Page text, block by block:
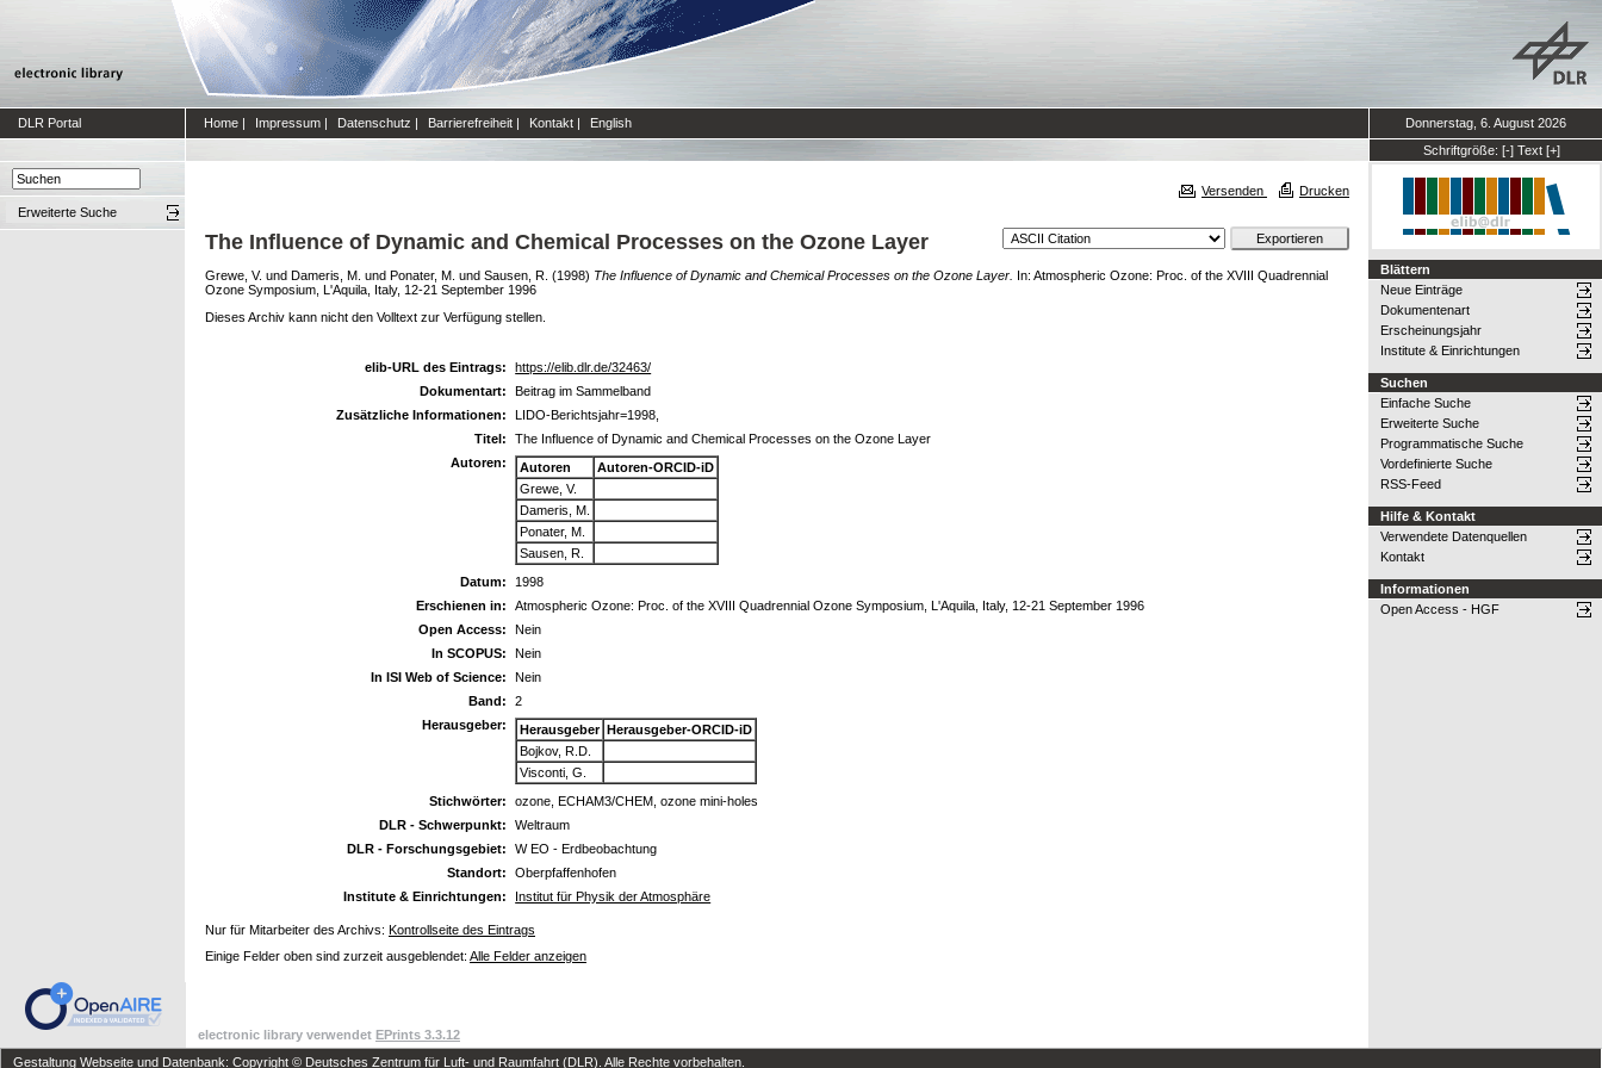
DLR Portal Home | Impressum | Datenschutz | Barrierefreiheit | Kontakt | English
Donnerstag, 6. August 2026
Schriftgröße: [-] Text [+]
Erweiterte Suche
Versenden Drucken
The Influence of Dynamic and Chemical Processes on the Ozone Layer
Grewe, V. und Dameris, M. und Ponater, M. und Sausen, R. (1998) The Influence of Dynamic and Chemical Processes on the Ozone Layer. In: Atmospheric Ozone: Proc. of the XVIII Quadrennial
Ozone Symposium, L'Aquila, Italy, 12-21 September 1996
Dieses Archiv kann nicht den Volltext zur Verfügung stellen.
elib-URL des Eintrags:
https://elib.dlr.de/32463/
Dokumentart:
Beitrag im Sammelband
Zusätzliche Informationen:
LIDO-Berichtsjahr=1998,
Titel:
The Influence of Dynamic and Chemical Processes on the Ozone Layer
Autoren:
Autoren
Autoren-ORCID-iD
Grewe, V.
Dameris, M.
Ponater, M.
Sausen, R.
Datum:
1998
Erschienen in:
Atmospheric Ozone: Proc. of the XVIII Quadrennial Ozone Symposium, L'Aquila, Italy, 12-21 September 1996
Open Access:
Nein
In SCOPUS:
Nein
In ISI Web of Science:
Nein
Band:
2
Herausgeber:
Herausgeber Herausgeber-ORCID-iD
Bojkov, R.D.
Visconti, G.
Stichwörter:
ozone, ECHAM3/CHEM, ozone mini-holes
DLR - Schwerpunkt:
Weltraum
DLR - Forschungsgebiet:
W EO - Erdbeobachtung
Standort:
Oberpfaffenhofen
Institute & Einrichtungen:
Institut für Physik der Atmosphäre
Nur für Mitarbeiter des Archivs: Kontrollseite des Eintrags
Einige Felder oben sind zurzeit ausgeblendet: Alle Felder anzeigen
Blättern
Neue Einträge
Dokumentenart
Erscheinungsjahr
Institute & Einrichtungen
Suchen
Einfache Suche
Erweiterte Suche
Programmatische Suche
Vordefinierte Suche
RSS-Feed
Hilfe & Kontakt
Verwendete Datenquellen
Kontakt
Informationen
Open Access - HGF
electronic library verwendet EPrints 3.3.12
Gestaltung Webseite und Datenbank: Copyright © Deutsches Zentrum für Luft- und Raumfahrt (DLR). Alle Rechte vorbehalten.